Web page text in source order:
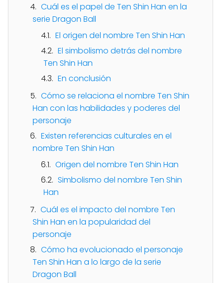
Cuál es el papel de Ten Shin Han en la
serie Dragon Ball
El origen del nombre Ten Shin Han
El simbolismo detrás del nombre
Ten Shin Han
En conclusión
Cómo se relaciona el nombre Ten Shin
Han con las habilidades y poderes del
personaje
Existen referencias culturales en el
nombre Ten Shin Han
Origen del nombre Ten Shin Han
Simbolismo del nombre Ten Shin
Han
Cuál es el impacto del nombre Ten
Shin Han en la popularidad del
personaje
Cómo ha evolucionado el personaje
Ten Shin Han a lo largo de la serie
Dragon Ball